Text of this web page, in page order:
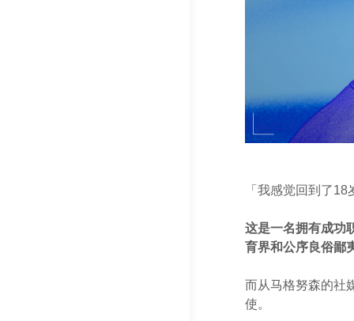
「我感觉回到了
这是一名拥有成功
育界和公序良俗鄙
而从马格努森的社
使。